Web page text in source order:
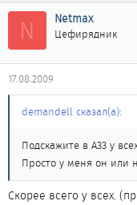
N Netmax
Цефирядник
17.08.2009
demandell сказал(а):
Подскажите в А33 у
Просто у меня он или
Скорее всего у всех.